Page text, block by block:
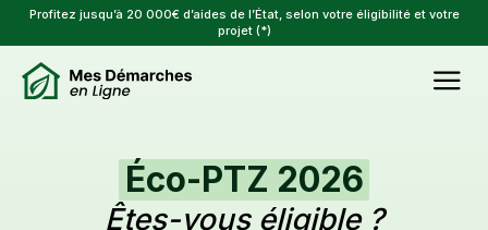
Profitez jusqu’à 20 000€ d’aides de l’État, selon votre éligibilité et votre
projet (*)
Éco-PTZ 2026
Êtes-vous éligible ?